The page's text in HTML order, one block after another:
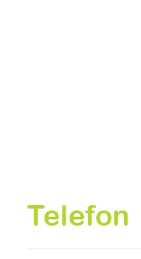
Telefon